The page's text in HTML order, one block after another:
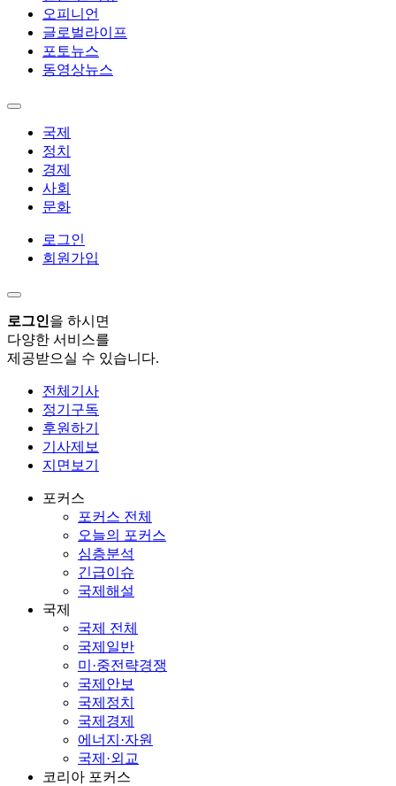
오피니언
글로벌라이프
포토뉴스
동영상뉴스
국제
정치
경제
사회
문화
로그인
회원가입
로그인을 하시면
다양한 서비스를
제공받으실 수 있습니다.
전체기사
정기구독
후원하기
기사제보
지면보기
포커스
포커스 전체
오늘의 포커스
심층분석
긴급이슈
국제해설
국제
국제 전체
국제일반
미·중전략경쟁
국제안보
국제정치
국제경제
에너지·자원
국제·외교
코리아 포커스